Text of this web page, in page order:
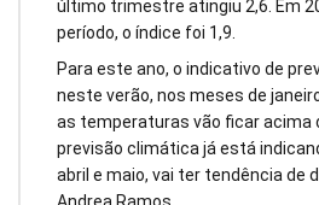
último trimestre atingiu 2,6. Em
período, o índice foi 1,9.
Para este ano, o indicativo de
neste verão, nos meses de
as temperaturas vão ficar acima
previsão climática já está
abril e maio, vai ter tendência de